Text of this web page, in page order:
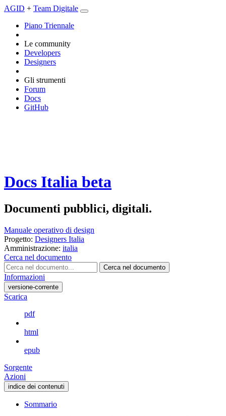
AGID + Team Digitale
Piano Triennale
Le community
Developers
Designers
Gli strumenti
Forum
Docs
GitHub
Docs Italia beta
Documenti pubblici, digitali.
Manuale operativo di design
Progetto: Designers Italia
Amministrazione: italia
Cerca nel documento
Cerca nel documento
Informazioni
versione-corrente
Scarica
pdf
html
epub
Sorgente
Azioni
indice dei contenuti
Sommario